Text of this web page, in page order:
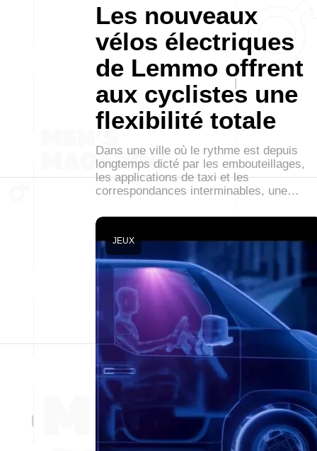
Les nouveaux
vélos électriques
de Lemmo offrent
aux cyclistes une
flexibilité totale
Dans une ville où le rythme est depuis
longtemps dicté par les embouteillages,
les applications de taxi et les
correspondances interminables, une…
JEUX